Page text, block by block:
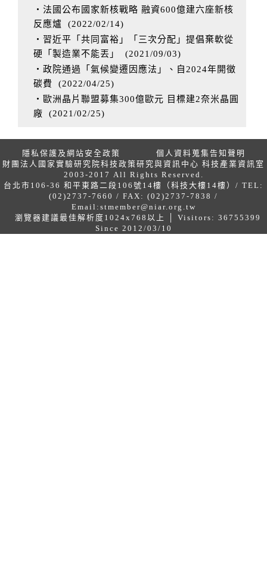
‧法國公布國家新核戰略 融資600億建六座新核
反應爐
(2022/02/14)
‧習近平「共同富裕」「三次分配」提倡棄軟從
硬「製造業不能丟」
(2021/09/03)
‧政院通過「氣候變遷因應法」、自2024年開徵
碳費
(2022/04/25)
‧歐洲晶片聯盟募集300億歐元 目標建2奈米晶圓
廠 (2021/02/25)
隱私保護及網站安全政策
個人資料蒐集告知聲明
財團法人國家實驗研究院科技政策研究與資訊中心 科技產業資訊室
2003-2017 All Rights Reserved.
台北市106-36 和平東路二段106號14樓（科技大樓14樓）/ TEL:
(02)2737-7660 / FAX: (02)2737-7838 /
Email: stmember@niar.org.tw
瀏覽器建議最佳解析度1024x768以上 │ Visitors: 36755399
Since 2012/03/10